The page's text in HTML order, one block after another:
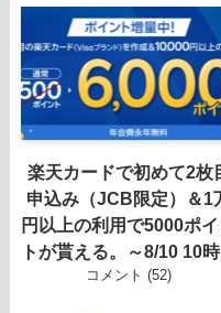
楽天カードで初めて2枚
申込み（JCB限定）＆1
円以上の利用で5000ポ
トが貰える。～8/10 10時
コメント (52)